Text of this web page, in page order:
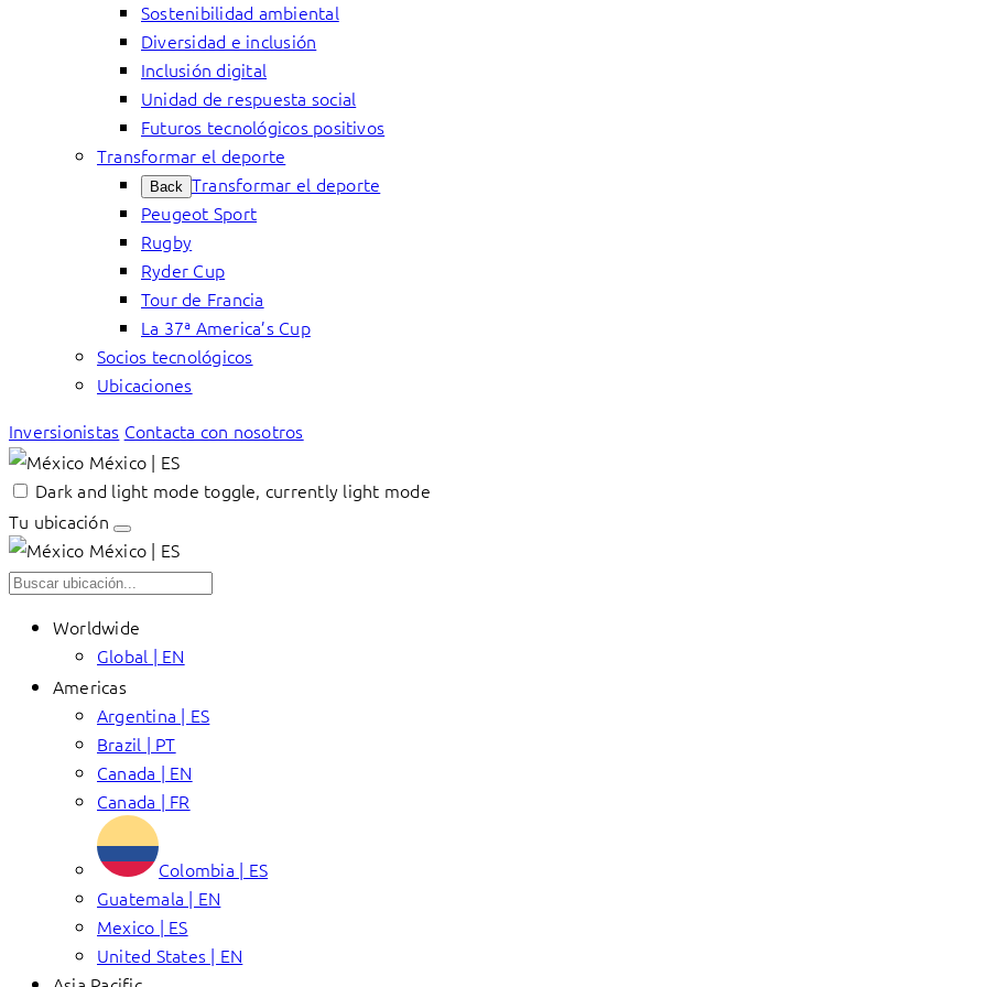
Sostenibilidad ambiental
Diversidad e inclusión
Inclusión digital
Unidad de respuesta social
Futuros tecnológicos positivos
Transformar el deporte
Back Transformar el deporte
Peugeot Sport
Rugby
Ryder Cup
Tour de Francia
La 37ª America’s Cup
Socios tecnológicos
Ubicaciones
Inversionistas Contacta con nosotros
México | ES
Dark and light mode toggle, currently light mode
Tu ubicación
México | ES
Worldwide
Global | EN
Americas
Argentina | ES
Brazil | PT
Canada | EN
Canada | FR
Colombia | ES
Guatemala | EN
Mexico | ES
United States | EN